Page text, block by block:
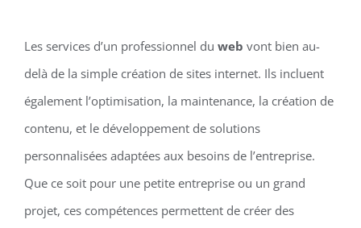
Les services d’un professionnel du web vont bien au-
delà de la simple création de sites internet. Ils incluent
également l’optimisation, la maintenance, la création de
contenu, et le développement de solutions
personnalisées adaptées aux besoins de l’entreprise.
Que ce soit pour une petite entreprise ou un grand
projet, ces compétences permettent de créer des